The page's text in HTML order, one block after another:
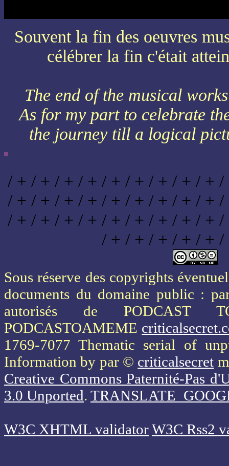
Souvent la fin des oeuvres
célébrer la fin c'était
The end of the musical
As for my part to celebrate
the journey till a logical
/ + / + / + / + / + / + / + / + / +
/ + / + / + / + / + / + / + / + / +
/ + / + / + / + / + / + / + / + / +
/ + / + / + / + / +
Sous réserve des copyrights
documents du domaine public :
autorisés de PODCAST
PODCASTOAMEME
1769-7077 Thematic serial of
Information by par © criticalsecret
Creative Commons Paternité-Pas
3.0 Unported.
W3C XHTML validatorW3C Rss2